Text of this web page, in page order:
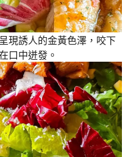
現誘人的金黃色澤，咬下
口中迸發。